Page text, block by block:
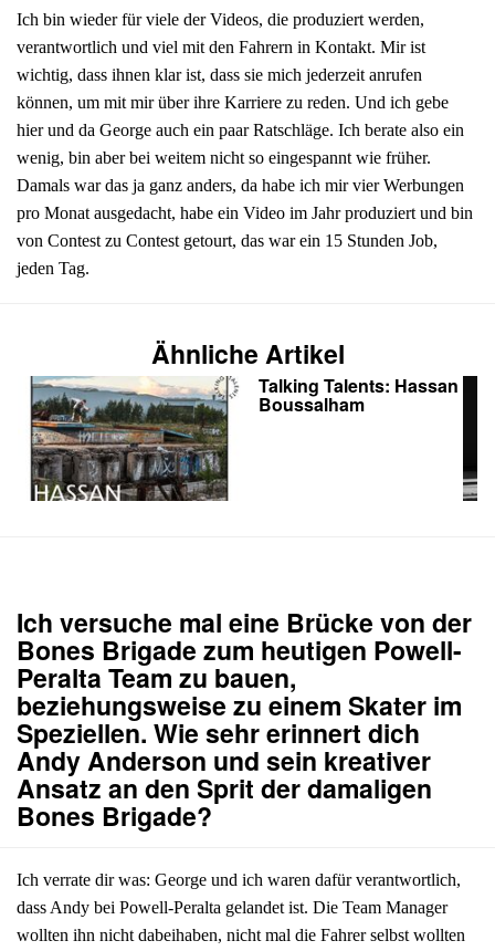
Ich bin wieder für viele der Videos, die produziert werden,
verantwortlich und viel mit den Fahrern in Kontakt. Mir ist
wichtig, dass ihnen klar ist, dass sie mich jederzeit anrufen
können, um mit mir über ihre Karriere zu reden. Und ich gebe
hier und da George auch ein paar Ratschläge. Ich berate also ein
wenig, bin aber bei weitem nicht so eingespannt wie früher.
Damals war das ja ganz anders, da habe ich mir vier Werbungen
pro Monat ausgedacht, habe ein Video im Jahr produziert und bin
von Contest zu Contest getourt, das war ein 15 Stunden Job,
jeden Tag.
Ähnliche Artikel
Talking Talents: Hassan
Boussalham
Ich versuche mal eine Brücke von der
Bones Brigade zum heutigen Powell-
Peralta Team zu bauen,
beziehungsweise zu einem Skater im
Speziellen. Wie sehr erinnert dich
Andy Anderson und sein kreativer
Ansatz an den Sprit der damaligen
Bones Brigade?
Ich verrate dir was: George und ich waren dafür verantwortlich,
dass Andy bei Powell-Peralta gelandet ist. Die Team Manager
wollten ihn nicht dabeihaben, nicht mal die Fahrer selbst wollten